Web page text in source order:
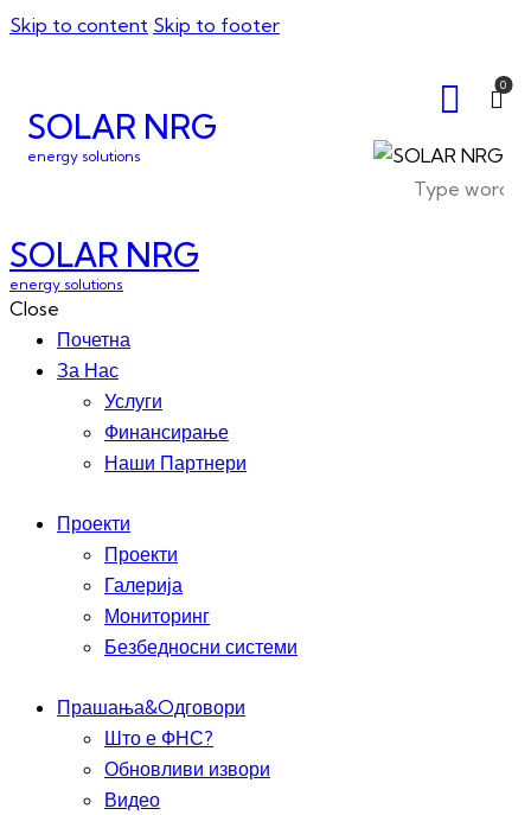
Skip to content Skip to footer
SOLAR NRG
energy solutions
0
SOLAR NRG
energy solutions
Close
Почетна
За Нас
Услуги
Финансирање
Наши Партнери
Проекти
Проекти
Галерија
Мониторинг
Безбедносни системи
Прашања&Oдговори
Што е ФНС?
Обновливи извори
Видео